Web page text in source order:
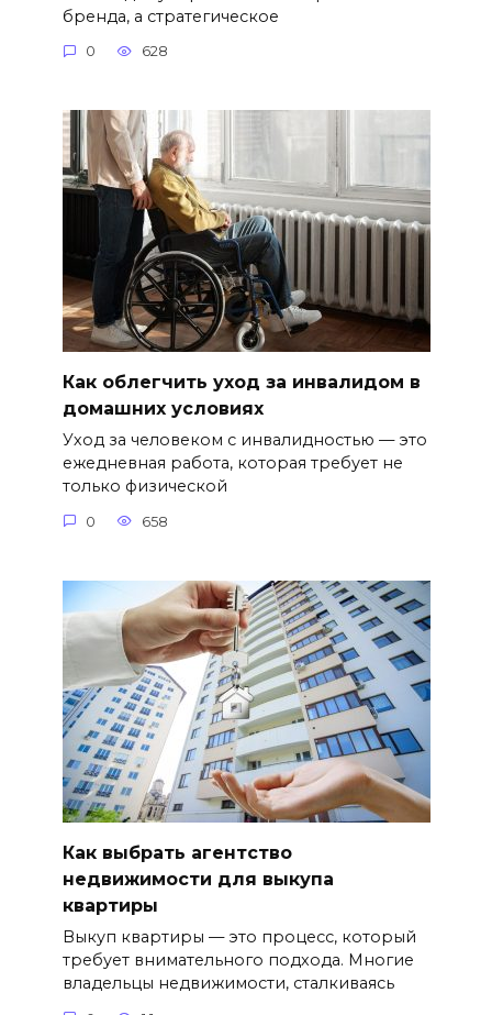
бренда, а стратегическое
0 628
Как облегчить уход за инвалидом в
домашних условиях
Уход за человеком с инвалидностью — это
ежедневная работа, которая требует не
только физической
0 658
Как выбрать агентство
недвижимости для выкупа
квартиры
Выкуп квартиры — это процесс, который
требует внимательного подхода. Многие
владельцы недвижимости, сталкиваясь